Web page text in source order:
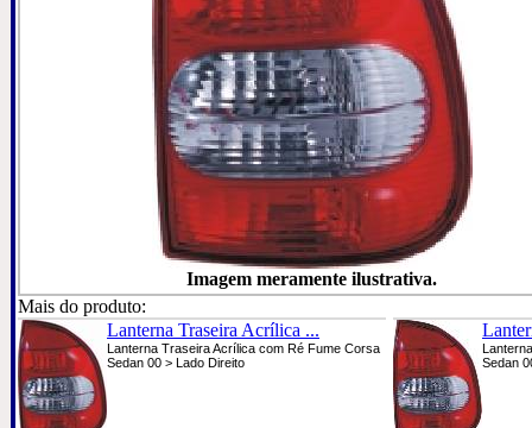
Imagem meramente ilustrativa.
Mais do produto:
Lanterna Traseira Acrílica ...
Lanterna Traseira Acrílica com Ré Fume Corsa
Sedan 00 > Lado Direito
Sedan